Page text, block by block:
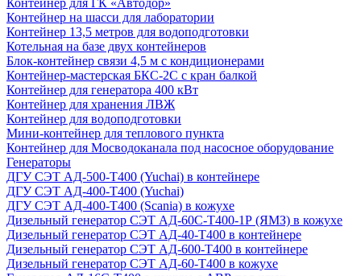
Контейнер для ГК «Автодор»
Контейнер на шасси для лаборатории
Контейнер 13,5 метров для водоподготовки
Котельная на базе двух контейнеров
Блок-контейнер связи 4,5 м с кондиционерами
Контейнер-мастерская БКС-2С с кран балкой
Контейнер для генератора 400 кВт
Контейнер для хранения ЛВЖ
Контейнер для водоподготовки
Мини-контейнер для теплового пункта
Контейнер для Мосводоканала под насосное оборудование
Генераторы
ДГУ СЭТ АД-500-Т400 (Yuchai) в контейнере
ДГУ СЭТ АД-400-Т400 (Yuchai)
ДГУ СЭТ АД-400-Т400 (Scania) в кожухе
Дизельный генератор СЭТ АД-60С-Т400-1Р (ЯМЗ) в кожухе
Дизельный генератор СЭТ АД-40-Т400 в контейнере
Дизельный генератор СЭТ АД-600-Т400 в контейнере
Дизельный генератор СЭТ АД-60-Т400 в кожухе